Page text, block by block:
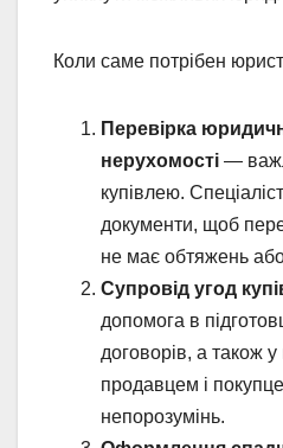
Коли саме потрібен
Перевірка
нерухомості —
купівлею.
документи, щоб
не має обтяжень
Супровід угод
допомога в
договорів, а також у
продавцем і
непорозумінь.